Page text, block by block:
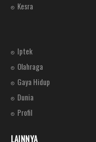
Kesra
Iptek
Olahraga
Gaya Hidup
Dunia
Profil
LAINNYA